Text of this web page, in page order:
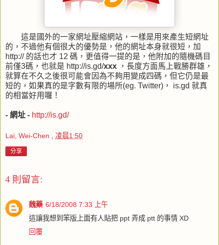
這是國外的一家網址壓縮網站，一樣是用來產生短網址
的，不過他有個很大的優勢是，他的網址本身就很短，加
http:// 的話也才 12 碼，更值得一提的是，他附加的隨機碼目
前僅3碼，也就是 http://is.gd/xxx ，長度方面馬上戰勝群雄，
就算在不久之後很可能會因為不夠用變成四碼，但它仍是最
短的，如果真的是字數有限的場所(eg. Twitter)， is.gd 就真
的相當好用囉！
- 網址 - http://is.gd/
Lai, Wei-Chen 凌晨1:50
分享
4 則留言:
魏藥 6/18/2008 7:33 上午
這讓我想到笨版上面有人貼把 ppt 弄成 ptt 的事情 XD
回覆